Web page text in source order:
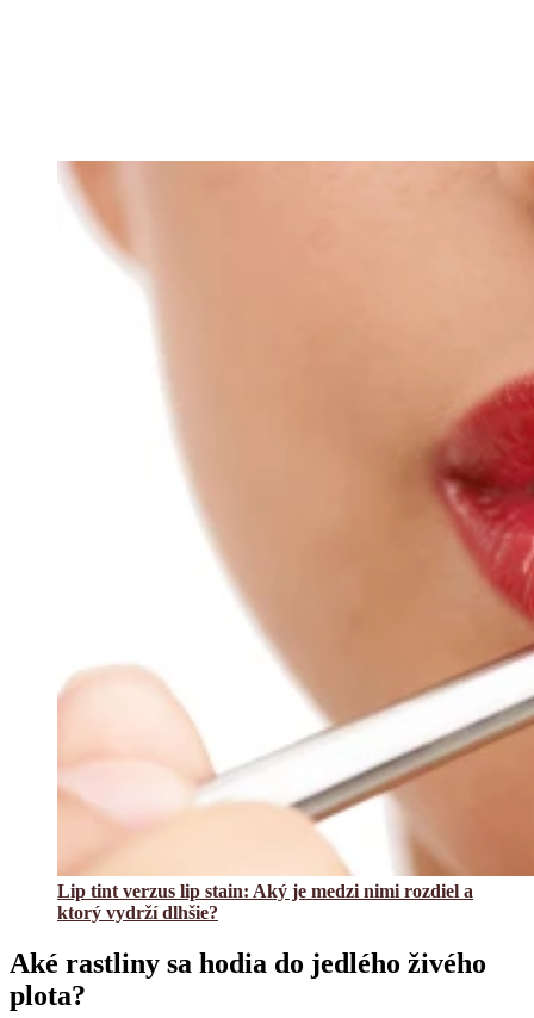
Lip tint verzus lip stain: Aký je medzi nimi rozdiel a
ktorý vydrží dlhšie?
Aké rastliny sa hodia do jedlého živého
plota?